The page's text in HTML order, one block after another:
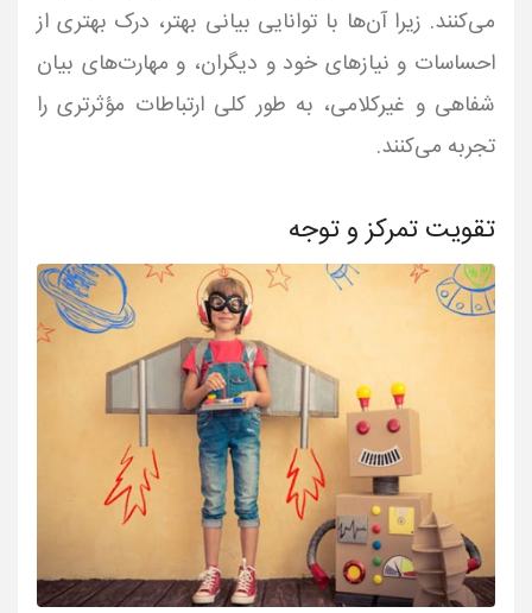
می‌کنند. زیرا آن‌ها با توانایی بیانی بهتر، درک بهتری از
احساسات و نیازهای خود و دیگران، و مهارت‌های بیان
شفاهی و غیرکلامی، به طور کلی ارتباطات مؤثرتری را
تجربه می‌کنند.
تقویت تمرکز و توجه